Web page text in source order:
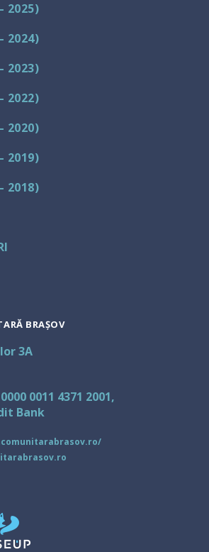
2025)
2024)
2023)
2022)
2020)
2019)
2018)
BRAȘOV
3A
0011 4371 2001,
Bank